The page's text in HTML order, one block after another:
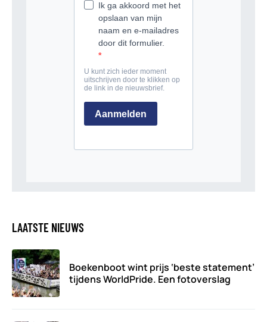
LAATSTE NIEUWS
Boekenboot wint prijs ‘beste statement’
tijdens WorldPride. Een fotoverslag